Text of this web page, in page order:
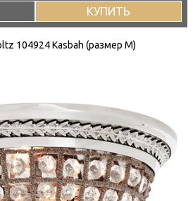
КУПИТЬ
104924 Kasbah (размер M)